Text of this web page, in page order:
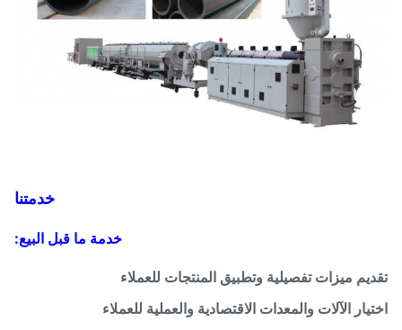
ارتفاع المركز: 1000 مم
الوزن: 650 كجم
نظام التحكم :
أمبير العلامة التجارية AoYi متر
خدمتنا
خدمة ما قبل البيع:
ميزات تفصيلية وتطبيق المنتجات للعملاء
الآلات والمعدات الاقتصادية والعملية للعملاء